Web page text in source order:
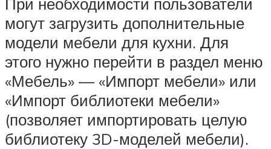
могут загрузить дополнительные
модели мебели для кухни. Для
этого нужно перейти в раздел меню
«Мебель» — «Импорт мебели» или
«Импорт библиотеки мебели»
(позволяет импортировать целую
библиотеку 3D-моделей мебели).